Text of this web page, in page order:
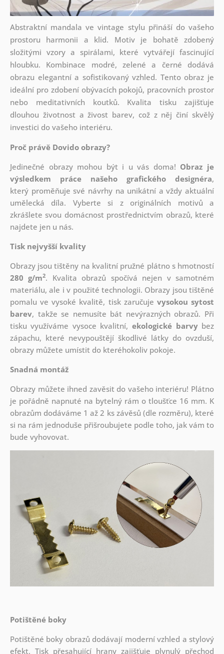
Abstraktní mandala ve vintage stylu přináší do vašeho
prostoru harmonii a klid. Motiv je bohatě zdobený
složitými vzory a spirálami, které vytvářejí fascinující
hloubku. Kombinace modré, zelené a černé dodává
obrazu elegantní a sofistikovaný vzhled. Tento obraz je
ideální pro zdobení obývacích pokojů, pracovních prostor
nebo meditativních koutků. Kvalita tisku zajišťuje
dlouhou životnost a živost barev, což z něj činí skvělý
investici do vašeho interiéru.
Proč právě Dovido obrazy?
Jedinečné obrazy mohou být i u vás doma! Obraz je
výsledkem práce našeho grafického designéra,
který proměňuje své návrhy na unikátní a vždy aktuální
umělecká díla. Vyberte si z originálních motivů a
zkrášlete svou domácnost prostřednictvím obrazů, které
najdete jen u nás.
Tisk nejvyšší kvality
Obrazy jsou tištěny na kvalitní pružné plátno s hmotností
280 g/m2. Kvalita obrazů spočívá nejen v samotném
materiálu, ale i v použité technologii. Obrazy jsou tištěné
pomalu ve vysoké kvalitě, tisk zaručuje vysokou sytost
barev, takže se nemusíte bát nevýrazných obrazů. Při
tisku využíváme vysoce kvalitní,ekologické barvybez
zápachu, které nevypouštějí škodlivé látky do ovzduší,
obrazy můžete umístit do kteréhokoliv pokoje.
Snadná montáž
Obrazy můžete ihned zavěsit do vašeho interiéru! Plátno
je pořádně napnuté na bytelný rám o tloušťce 16 mm. K
obrazům dodáváme 1 až 2 ks závěsů (dle rozměru), které
si na rám jednoduše přišroubujete podle toho, jak vám to
bude vyhovovat.
Potištěné boky
Potištěné boky obrazů dodávají moderní vzhled a stylový
efekt. Tisk přesahující hrany zajišťuje plynulý přechod